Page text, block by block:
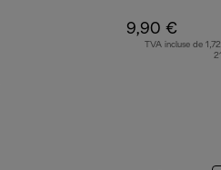
9,90 €
TVA incluse de